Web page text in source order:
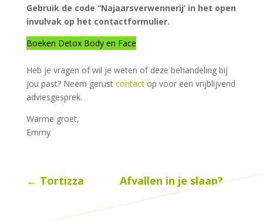
Gebruik de code “Najaarsverwennerij’ in het open
invulvak op het contactformulier.
Boeken Detox Body en Face
Heb je vragen of wil je weten of deze behandeling bij
jou past? Neem gerust contactop voor een vrijblijvend
adviesgesprek.
Warme groet,
Emmy
← Tortizza Afvallen in je slaap?→